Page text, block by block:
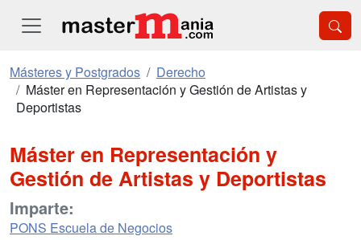
Másteres y Postgrados
Derecho
Máster en Representación y Gestión de Artistas y
Deportistas
Máster en Representación y
Gestión de Artistas y Deportistas
Imparte:
PONS Escuela de Negocios